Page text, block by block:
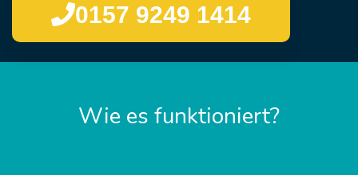
0157 9249 1414
Wie es funktioniert?